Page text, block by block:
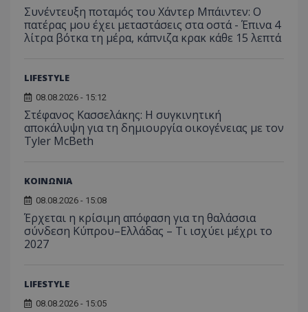
Συνέντευξη ποταμός του Χάντερ Μπάιντεν: Ο
πατέρας μου έχει μεταστάσεις στα οστά - Έπινα 4
λίτρα βότκα τη μέρα, κάπνιζα κρακ κάθε 15 λεπτά
LIFESTYLE
08.08.2026 - 15:12
Στέφανος Κασσελάκης: Η συγκινητική
αποκάλυψη για τη δηµιουργία οικογένειας με τον
Tyler McBeth
ΚΟΙΝΩΝΙΑ
08.08.2026 - 15:08
Έρχεται η κρίσιμη απόφαση για τη θαλάσσια
σύνδεση Κύπρου–Ελλάδας – Τι ισχύει μέχρι το
2027
LIFESTYLE
08.08.2026 - 15:05